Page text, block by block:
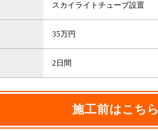
スカイライトチューブ設置
35万円
2日間
施工前はこちら